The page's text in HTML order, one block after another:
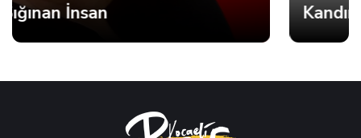
Kandıra'da Denize Girişlere Kısıtlama! Sadece 5 Plaj Açık